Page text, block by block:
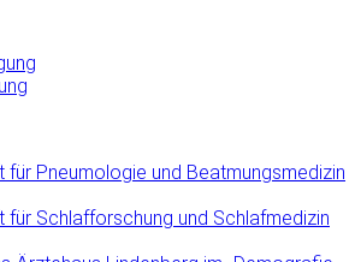
für Pneumologie und Beatmungsmedizin
für Schlafforschung und Schlafmedizin